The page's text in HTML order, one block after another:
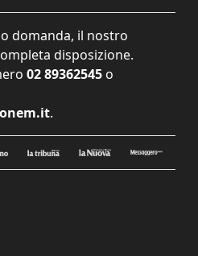
domanda, il nostro
disposizione.
02 89362545 o
.